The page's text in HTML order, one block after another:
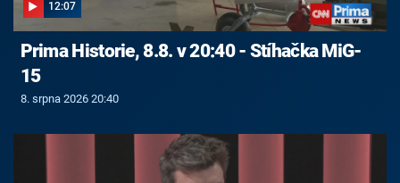
12:07
Prima Historie, 8.8. v 20:40 - Stíhačka MiG-
15
8. srpna 2026 20:40